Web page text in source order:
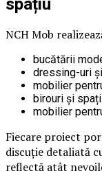
NCH Mob
bucătării
dressing-uri
mobilier
birouri și
mobilier
Fiecare proiect
discuție detaliată
reflectă atât